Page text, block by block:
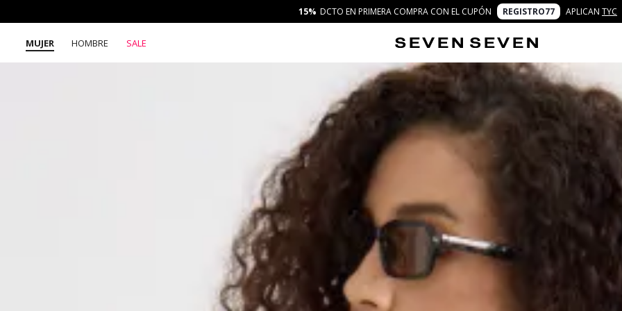
15% DCTO EN PRIMERA COMPRA CON EL CUPÓN REGISTRO77 APLICAN TYC
MUJER HOMBRE SALE